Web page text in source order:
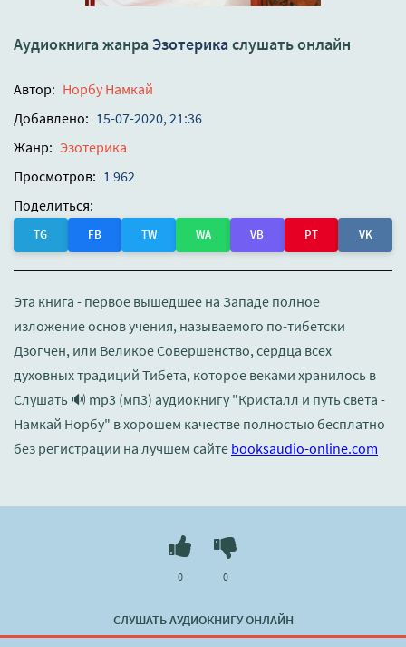
Аудиокнига жанра Эзотерикаслушать онлайн
Автор: Норбу Намкай
Добавлено: 15-07-2020, 21:36
Жанр: Эзотерика
Просмотров: 1 962
Поделиться:
TG FB TW WA VB PT VK
Эта книга - первое вышедшее на Западе полное
изложение основ учения, называемого по-тибетски
Дзогчен, или Великое Совершенство, сердца всех
духовных традиций Тибета, которое веками хранилось в
Слушать 🔊 mp3 (мп3) аудиокнигу "Кристалл и путь света -
Намкай Норбу" в хорошем качестве полностью бесплатно
без регистрации на лучшем сайте booksaudio-online.com
СЛУШАТЬ АУДИОКНИГУ ОНЛАЙН
0 0